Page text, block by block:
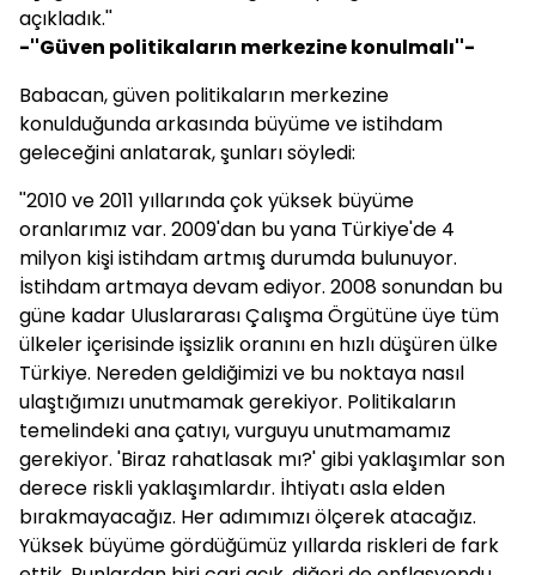
açıkladık.''
-''Güven politikaların merkezine konulmalı''-
Babacan, güven politikaların merkezine
konulduğunda arkasında büyüme ve istihdam
geleceğini anlatarak, şunları söyledi:
''2010 ve 2011 yıllarında çok yüksek büyüme
oranlarımız var. 2009'dan bu yana Türkiye'de 4
milyon kişi istihdam artmış durumda bulunuyor.
İstihdam artmaya devam ediyor. 2008 sonundan bu
güne kadar Uluslararası Çalışma Örgütüne üye tüm
ülkeler içerisinde işsizlik oranını en hızlı düşüren ülke
Türkiye. Nereden geldiğimizi ve bu noktaya nasıl
ulaştığımızı unutmamak gerekiyor. Politikaların
temelindeki ana çatıyı, vurguyu unutmamamız
gerekiyor. 'Biraz rahatlasak mı?' gibi yaklaşımlar son
derece riskli yaklaşımlardır. İhtiyatı asla elden
bırakmayacağız. Her adımımızı ölçerek atacağız.
Yüksek büyüme gördüğümüz yıllarda riskleri de fark